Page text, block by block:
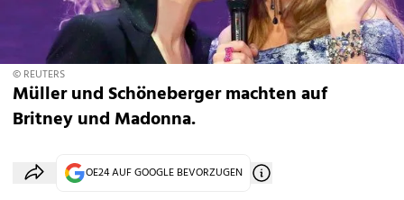
© REUTERS
Müller und Schöneberger machten auf
Britney und Madonna.
OE24 AUF GOOGLE BEVORZUGEN